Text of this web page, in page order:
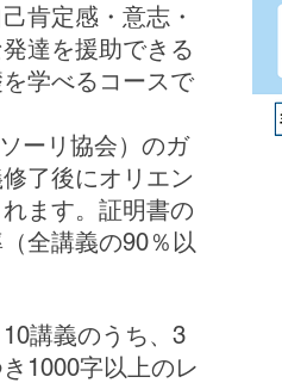
肯定感・意志・
達を援助できる
学べるコースで
ーリ協会）のガ
了後にオリエン
ます。証明書の
全講義の90％以
講義のうち、3
1000字以上のレ